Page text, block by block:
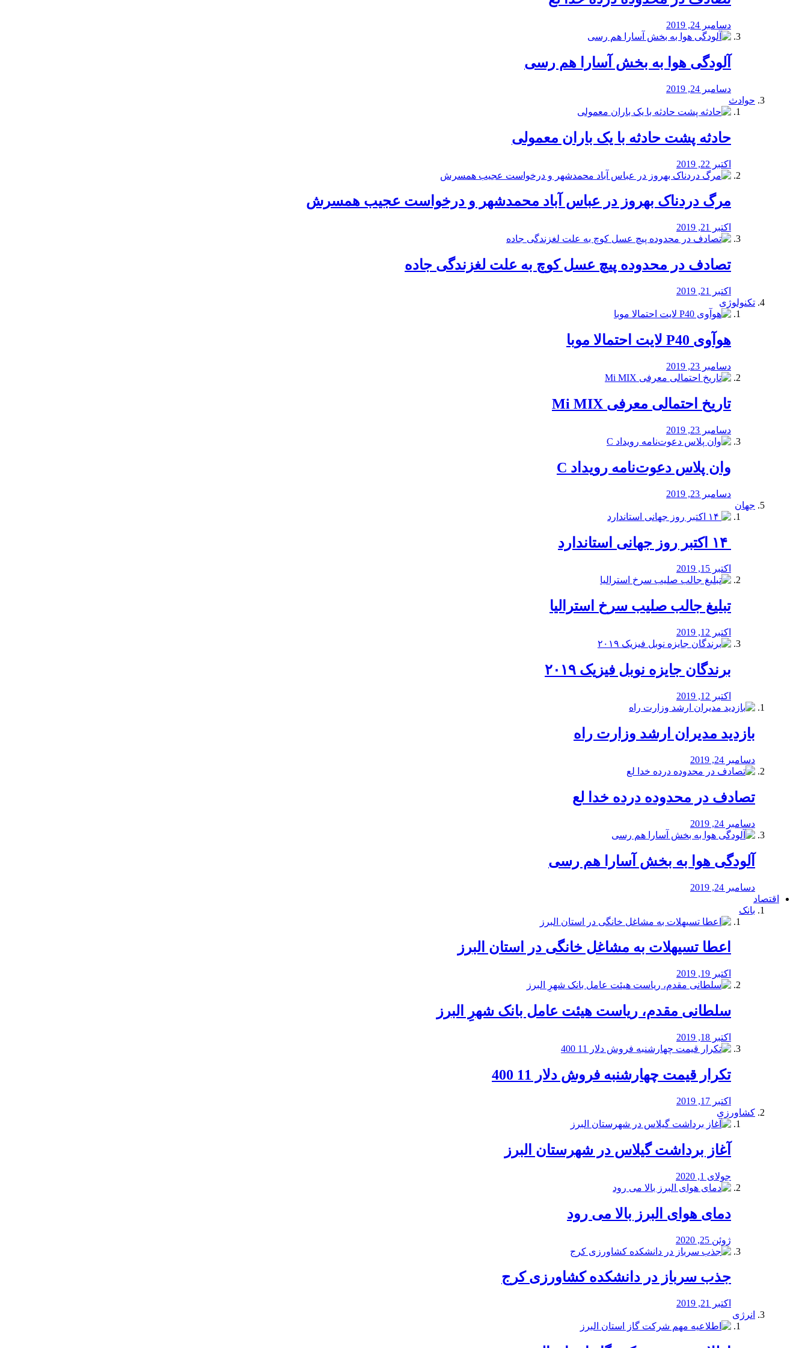
دسامبر 24, 2019
آلودگی هوا به بخش آسارا هم رسی
دسامبر 24, 2019
حوادث
️حادثه پشت حادثه با یک باران معمولی
اکتبر 22, 2019
مرگ دردناک بهروز در عباس آباد محمدشهر و درخواست عجیب همسرش
اکتبر 21, 2019
تصادف در محدوده پیچ عسل کوچ به علت لغزندگی جاده
اکتبر 21, 2019
تکنولوژی
هوآوی P40 لایت احتمالا موبا
دسامبر 23, 2019
تاریخ احتمالی معرفی Mi MIX
دسامبر 23, 2019
وان پلاس دعوت‌نامه رویداد C
دسامبر 23, 2019
جهان
اکتبر 15, 2019
تبلیغ جالب صلیب سرخ استرالیا
اکتبر 12, 2019
برندگان جایزه نوبل فیزیک ۲۰۱۹
اکتبر 12, 2019
بازدید مدیران ارشد وزارت راه
دسامبر 24, 2019
تصادف در محدوده درده خدا لع
دسامبر 24, 2019
آلودگی هوا به بخش آسارا هم رسی
دسامبر 24, 2019
اقتصاد
بانک
️اعطا تسیهلات به مشاغل خانگی در استان البرز
اکتبر 19, 2019
سلطانی مقدم، ریاست هیئت عامل بانک شهرِ البرز
اکتبر 18, 2019
تکرار قیمت چهارشنبه فروش دلار 11 400
اکتبر 17, 2019
کشاورزی
آغاز برداشت گیلاس در شهرستان البرز
جولای 1, 2020
دمای هوای البرز بالا می رود
ژوئن 25, 2020
جذب سرباز در دانشکده کشاورزی کرج
اکتبر 21, 2019
انرژی